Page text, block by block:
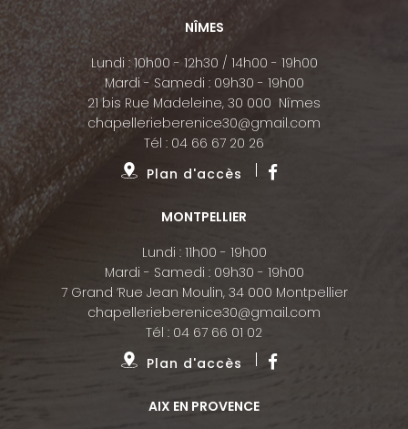
NÎMES
Lundi : 10h00 - 12h30 / 14h00 - 19h00
Mardi - Samedi : 09h30 - 19h00
21 bis Rue Madeleine, 30 000 Nîmes
chapellerieberenice30@gmail.com
Tél : 04 66 67 20 26
Plan d'accès
MONTPELLIER
Lundi : 11h00 - 19h00
Mardi - Samedi : 09h30 - 19h00
7 Grand ’Rue Jean Moulin, 34 000 Montpellier
chapellerieberenice30@gmail.com
Tél : 04 67 66 01 02
Plan d'accès
AIX EN PROVENCE